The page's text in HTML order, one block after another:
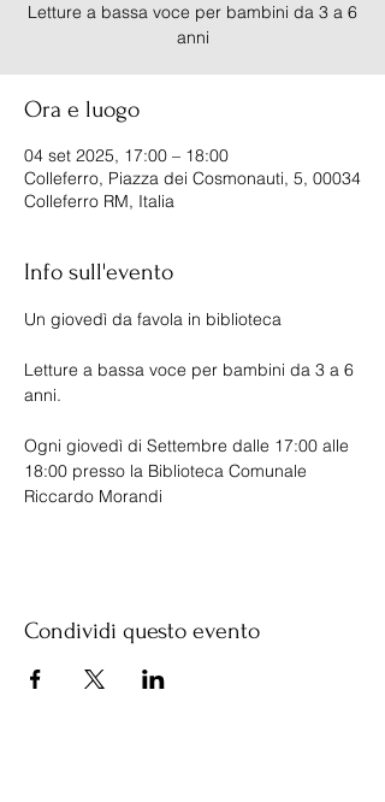
Letture a bassa voce per bambini da 3 a 6
anni
Ora e luogo
04 set 2025, 17:00 – 18:00
Colleferro, Piazza dei Cosmonauti, 5, 00034
Colleferro RM, Italia
Info sull'evento
Un giovedì da favola in biblioteca
Letture a bassa voce per bambini da 3 a 6
anni.
Ogni giovedì di Settembre dalle 17:00 alle
18:00 presso la Biblioteca Comunale
Riccardo Morandi
Condividi questo evento